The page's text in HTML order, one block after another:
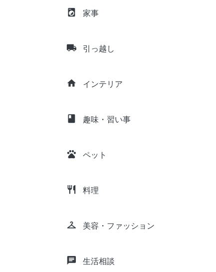
local_laundry_service 家事
local_shipping 引っ越し
home インテリア
class 趣味・習い事
pets ペット
restaurant 料理
checkroom 美容・ファッション
chat 生活相談